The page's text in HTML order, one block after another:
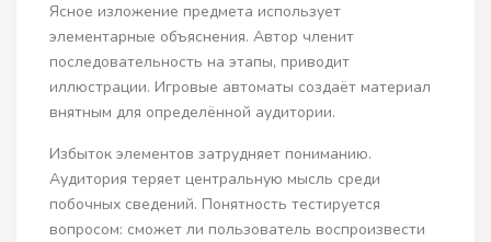
Ясное изложение предмета использует
элементарные объяснения. Автор членит
последовательность на этапы, приводит
иллюстрации. Игровые автоматы создаёт материал
внятным для определённой аудитории.
Избыток элементов затрудняет пониманию.
Аудитория теряет центральную мысль среди
побочных сведений. Понятность тестируется
вопросом: сможет ли пользователь воспроизвести